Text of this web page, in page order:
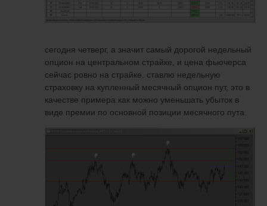
сегодня четверг, а значит самый дорогой недельный
опцион на центральном страйке, и цена фьючерса
сейчас ровно на страйке. ставлю недельную
страховку на купленный месячный опцион пут, это в
качестве примера как можно уменьшать убыток в
виде премии по основной позиции месячного пута.